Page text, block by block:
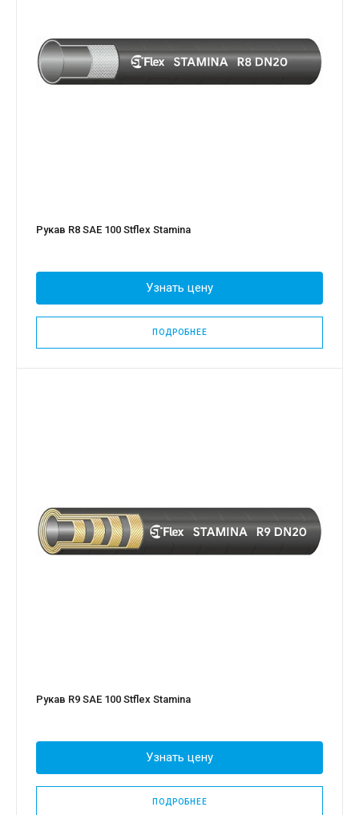
Рукав R8 SAE 100 Stflex Stamina
Узнать цену
ПОДРОБНЕЕ
Рукав R9 SAE 100 Stflex Stamina
Узнать цену
ПОДРОБНЕЕ